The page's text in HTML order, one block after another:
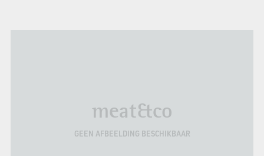
meat&co
GEEN AFBEELDING BESCHIKBAAR